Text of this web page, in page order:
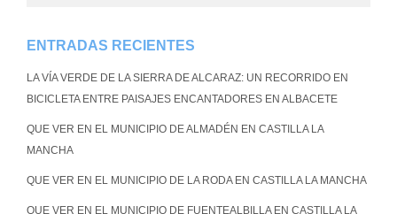
ENTRADAS RECIENTES
LA VÍA VERDE DE LA SIERRA DE ALCARAZ: UN RECORRIDO EN
BICICLETA ENTRE PAISAJES ENCANTADORES EN ALBACETE
QUE VER EN EL MUNICIPIO DE ALMADÉN EN CASTILLA LA
MANCHA
QUE VER EN EL MUNICIPIO DE LA RODA EN CASTILLA LA MANCHA
QUE VER EN EL MUNICIPIO DE FUENTEALBILLA EN CASTILLA LA